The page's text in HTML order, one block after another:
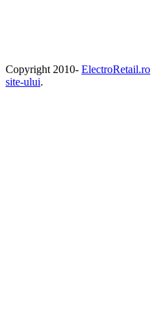
Copyright 2010- ElectroRetail.ro
site-ului.